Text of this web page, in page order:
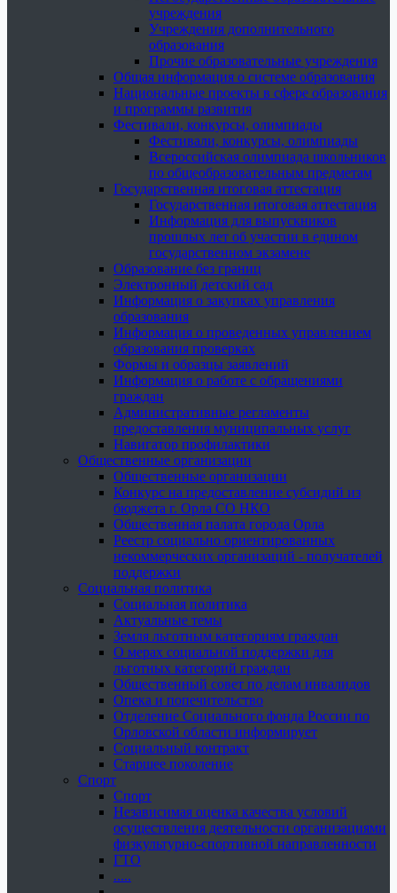
учреждения
Учреждения дополнительного
образования
Прочие образовательные учреждения
Общая информация о системе образования
Национальные проекты в сфере образования
и программы развития
Фестивали, конкурсы, олимпиады
Фестивали, конкурсы, олимпиады
Всероссийская олимпиада школьников
по общеобразовательным предметам
Государственная итоговая аттестация
Государственная итоговая аттестация
Информация для выпускников
прошлых лет об участии в едином
государственном экзамене
Образование без границ
Электронный детский сад
Информация о закупках управления
образования
Информация о проведенных управлением
образования проверках
Формы и образцы заявлений
Информация о работе с обращениями
граждан
Административные регламенты
предоставления муниципальных услуг
Навигатор профилактики
Общественные организации
Общественные организации
Конкурс на предоставление субсидий из
бюджета г. Орла СО НКО
Общественная палата города Орла
Реестр социально ориентированных
некоммерческих организаций - получателей
поддержки
Социальная политика
Социальная политика
Актуальные темы
Земля льготным категориям граждан
О мерах социальной поддержки для
льготных категорий граждан
Общественный совет по делам инвалидов
Опека и попечительство
Отделение Социального фонда России по
Орловской области информирует
Социальный контракт
Старшее поколение
Спорт
Спорт
Независимая оценка качества условий
осуществления деятельности организациями
физкультурно-спортивной направленности
ГТО
.....